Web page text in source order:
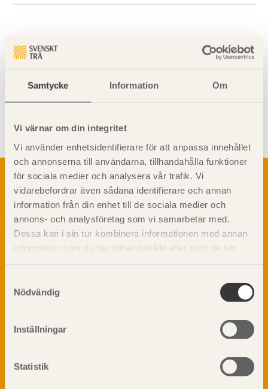
Samtycke Information Om
Vi värnar om din integritet
Vi använder enhetsidentifierare för att anpassa innehållet
och annonserna till användarna, tillhandahålla funktioner
för sociala medier och analysera vår trafik. Vi
vidarebefordrar även sådana identifierare och annan
information från din enhet till de sociala medier och
annons- och analysföretag som vi samarbetar med.
Dessa kan i sin tur kombinera informationen med annan
information som du har tillhandahållit eller som de har
Nödvändig
Inställningar
Statistik
Om trä
Materialet trä
Skogsbruk
Barrträdets uppbyggnad
Träets egenskaper och kvalitet
Kemisk behandling
Fakta om Limträ
Fukt
Ljud
TräGuiden är den digitala handboken för trä och
materialet trä samt instruktioner för byggande
med trä.
Prenumerera på TräGuidens nyhetsbrev!